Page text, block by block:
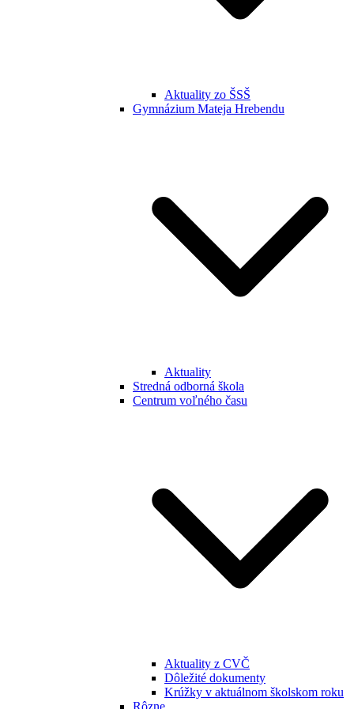
Aktuality zo ŠSŠ
Gymnázium Mateja Hrebendu
Aktuality
Stredná odborná škola
Centrum voľného času
Aktuality z CVČ
Dôležité dokumenty
Krúžky v aktuálnom školskom roku
Rôzne